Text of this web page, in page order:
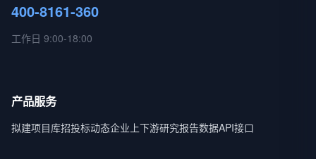
400-8161-360
工作日 9:00-18:00
产品服务
拟建项目库招投标动态企业上下游研究报告数据API接口